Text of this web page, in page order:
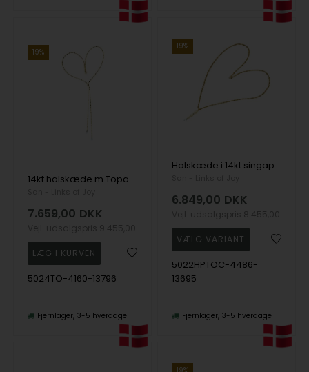
19%
14kt halskæde m.Topas 38cm, fra San - Links of Joy
7.659,00 DKK
5024TO-4160-13796
Fjernlager 3-5 hverdage
19%
Halskæde i 14kt singapore kæde med ferskvandsperler og topas 38cm, fra San - Links of Joy
6.849,00 DKK
5022HPTOC-4486-
13695
Fjernlager 3-5 hverdage